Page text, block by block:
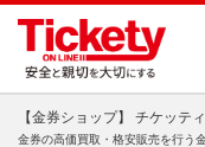
【金券ショップ】 チケッテ
金券の高価買取・格安販売を行う